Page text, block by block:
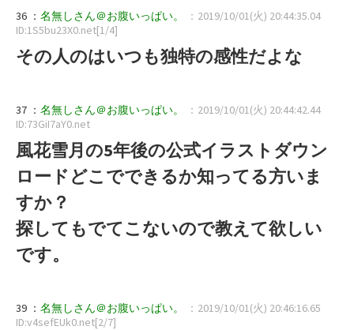
36 ： 名無しさん＠お腹いっぱい。
：2019/10/01(火) 20:44:35.04
ID:1S5bu23X0.net[1/4]
その人のはいつも独特の感性だよな
37 ： 名無しさん＠お腹いっぱい。
：2019/10/01(火) 20:44:42.44
ID:73GiI7aY0.net
風花雪月の5年後の公式イラストダウン
ロードどこでできるか知ってる方いま
すか？
探してもでてこないので教えて欲しい
です。
39 ： 名無しさん＠お腹いっぱい。
：2019/10/01(火) 20:46:16.65
ID:v4sefEUk0.net[2/7]